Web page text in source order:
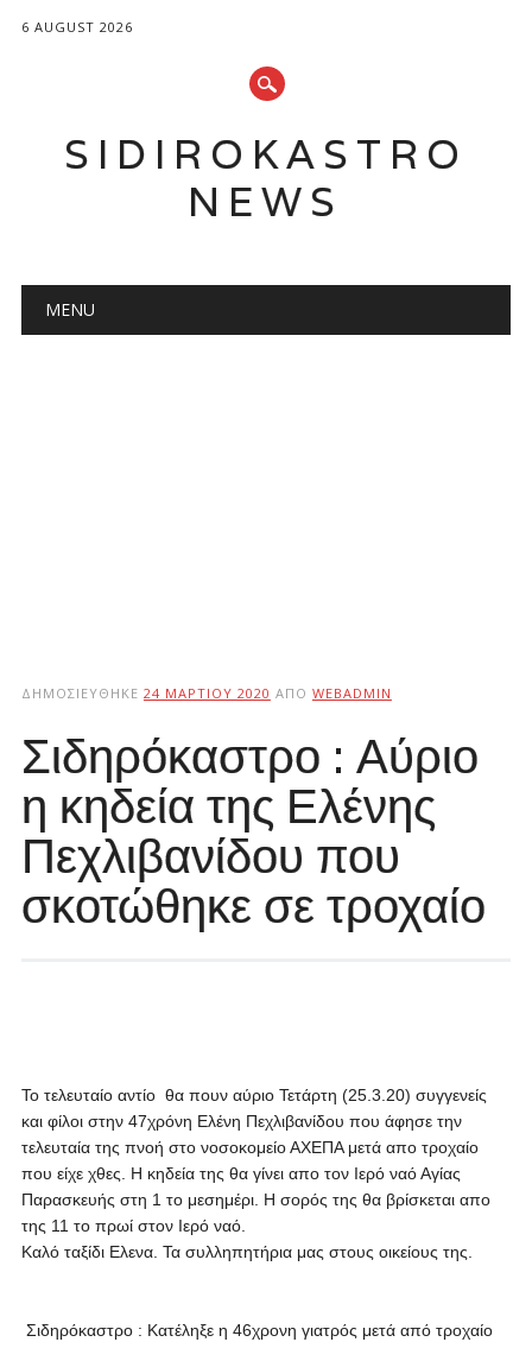
6 AUGUST 2026
SIDIROKASTRO
NEWS
Main menu
MENU
ΔΗΜΟΣΙΕΎΘΗΚΕ 24 ΜΑΡΤΊΟΥ 2020 ΑΠΌ WEBADMIN
Σιδηρόκαστρο : Αύριο
η κηδεία της Ελένης
Πεχλιβανίδου που
σκοτώθηκε σε τροχαίο
Το τελευταίο αντίο θα πουν αύριο Τετάρτη (25.3.20) συγγενείς
και φίλοι στην 47χρόνη Ελένη Πεχλιβανίδου που άφησε την
τελευταία της πνοή στο νοσοκομείο ΑΧΕΠΑ μετά απο τροχαίο
που είχε χθες. Η κηδεία της θα γίνει απο τον Ιερό ναό Αγίας
Παρασκευής στη 1 το μεσημέρι. Η σορός της θα βρίσκεται απο
της 11 το πρωί στον Ιερό ναό.
Καλό ταξίδι Ελενα. Τα συλληπητήρια μας στους οικείους της.
Σιδηρόκαστρο : Κατέληξε η 46χρονη γιατρός μετά από τροχαίο